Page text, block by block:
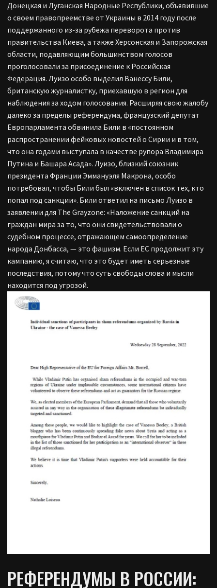
Донецкая и Луганская Народные Республики, объявившие
о своем правопреемстве от Украины в 2014 году после
поддержанного из-за рубежа переворота против
правительства Киева, а также Херсонская и Запорожская
области, подавляющим большинством голосов
проголосовали за присоединение к Российская
Федерация. Луизо особо выделил Ванессу Били,
британскую журналистку, приехавшую в регион для
наблюдения за ходом голосования. Расширяя свою жалобу
далеко за пределы референдума, французский депутат
Европарламента обвинила Били в «постоянном
распространении фейковых новостей о Сирии и в том,
что она годами выступала в качестве рупора Владимира
Путина и Башара Асада». Луизо, близкий союзник
президента Франции Эммануэля Макрона, особо
потребовал, чтобы Били был «включен в список тех, кто
попал под санкции». Били ответил на письмо Луизо в
заявлении для The Grayzone: «Наложение санкций на
граждан мира за то, что они свидетельствовали о
судебном процессе, отражающем самоопределение
народа Донбасса, — это фашизм. Если ЕС продолжит эту
кампанию, я считаю, что это будет иметь серьезные
последствия, потому что суть свободы слова и мысли
находится под угрозой.
РЕФЕРЕНДУМЫ В РОССИИ: